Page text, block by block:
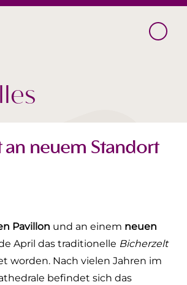
an neuem Standort
Pavillon und an einem neuen
April das traditionelle Bicherzelt
worden. Nach vielen Jahren im
befindet sich das